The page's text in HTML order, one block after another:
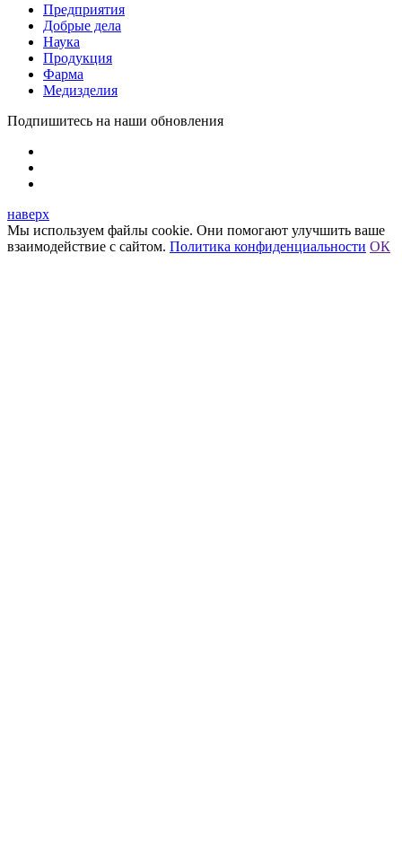
Предприятия
Добрые дела
Наука
Продукция
Фарма
Медизделия
Подпишитесь на наши обновления
наверх
Мы используем файлы cookie. Они помогают улучшить ваше
взаимодействие с сайтом. Политика конфиденциальности ОК